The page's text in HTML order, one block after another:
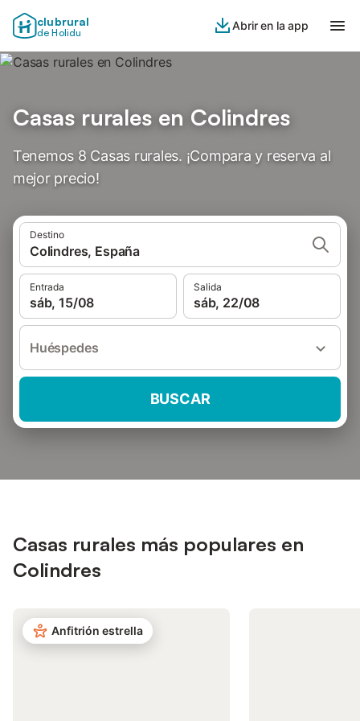
clubrural
de Holidu
Abrir en la app
Casas rurales en Colindres
Tenemos 8 Casas rurales. ¡Compara y reserva al
mejor precio!
Destino
Colindres, España
Entrada
sáb, 15/08
Salida
sáb, 22/08
Huéspedes
BUSCAR
Casas rurales más populares en
Colindres
Anfitrión estrella